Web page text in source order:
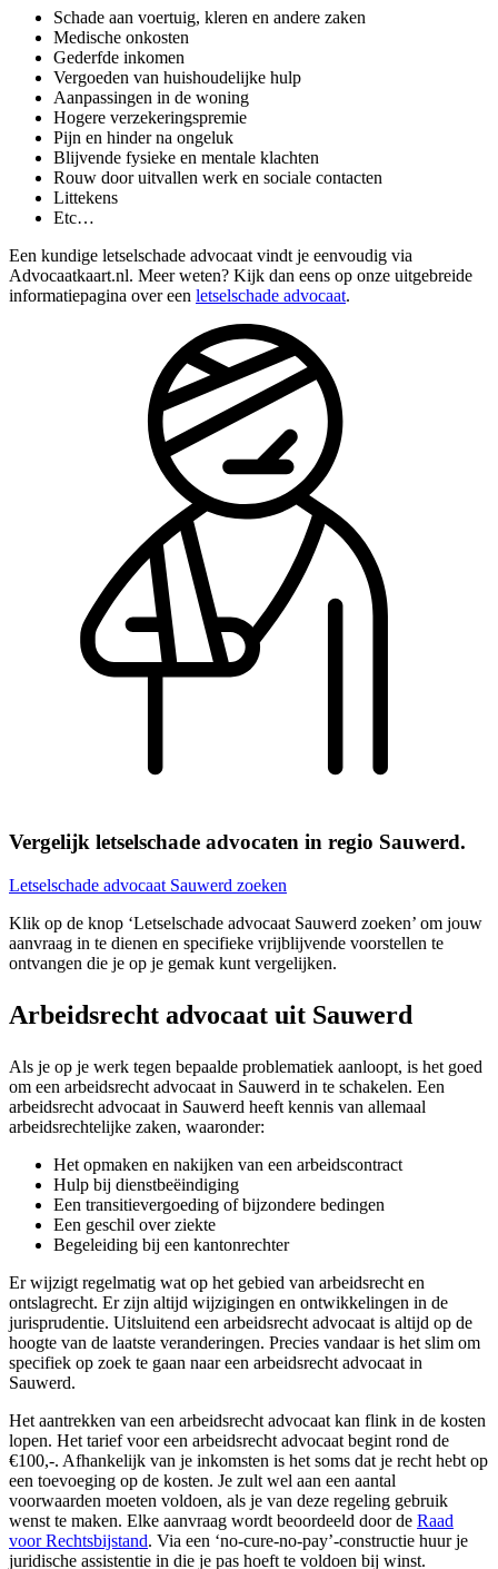
Schade aan voertuig, kleren en andere zaken
Medische onkosten
Gederfde inkomen
Vergoeden van huishoudelijke hulp
Aanpassingen in de woning
Hogere verzekeringspremie
Pijn en hinder na ongeluk
Blijvende fysieke en mentale klachten
Rouw door uitvallen werk en sociale contacten
Littekens
Etc…
Een kundige letselschade advocaat vindt je eenvoudig via
Advocaatkaart.nl. Meer weten? Kijk dan eens op onze uitgebreide
informatiepagina over een letselschade advocaat.
Vergelijk letselschade advocaten in regio Sauwerd.
Letselschade advocaat Sauwerd zoeken
Klik op de knop ‘Letselschade advocaat Sauwerd zoeken’ om jouw
aanvraag in te dienen en specifieke vrijblijvende voorstellen te
ontvangen die je op je gemak kunt vergelijken.
Arbeidsrecht advocaat uit Sauwerd
Als je op je werk tegen bepaalde problematiek aanloopt, is het goed
om een arbeidsrecht advocaat in Sauwerd in te schakelen. Een
arbeidsrecht advocaat in Sauwerd heeft kennis van allemaal
arbeidsrechtelijke zaken, waaronder:
Het opmaken en nakijken van een arbeidscontract
Hulp bij dienstbeëindiging
Een transitievergoeding of bijzondere bedingen
Een geschil over ziekte
Begeleiding bij een kantonrechter
Er wijzigt regelmatig wat op het gebied van arbeidsrecht en
ontslagrecht. Er zijn altijd wijzigingen en ontwikkelingen in de
jurisprudentie. Uitsluitend een arbeidsrecht advocaat is altijd op de
hoogte van de laatste veranderingen. Precies vandaar is het slim om
specifiek op zoek te gaan naar een arbeidsrecht advocaat in
Sauwerd.
Het aantrekken van een arbeidsrecht advocaat kan flink in de kosten
lopen. Het tarief voor een arbeidsrecht advocaat begint rond de
€100,-. Afhankelijk van je inkomsten is het soms dat je recht hebt op
een toevoeging op de kosten. Je zult wel aan een aantal
voorwaarden moeten voldoen, als je van deze regeling gebruik
wenst te maken. Elke aanvraag wordt beoordeeld door de Raad
voor Rechtsbijstand. Via een ‘no-cure-no-pay’-constructie huur je
juridische assistentie in die je pas hoeft te voldoen bij winst.